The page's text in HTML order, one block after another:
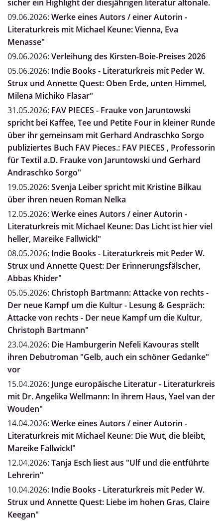
sicher ein Highlight der diesjährigen literatur altonale.
09.06.2026: Werke eines Autors / einer Autorin -
Literaturkreis mit Michael Keune: Vienna, Eva
Menasse"
09.06.2026: Verleihung des Kirsten-Boie-Preises 2026
05.06.2026: Indie Books - Literaturkreis mit Peder W.
Strux und Annette Quest: Oben Erde, unten Himmel,
Milena Michiko Flasar"
31.05.2026: FAV PIECES - Frauke von Jaruntowski
spricht bei Kaffee, Tee und Petite Four in kleiner Runde
über ihr gemeinsam mit Gerhard Andraschko Sorgo
publiziertes Buch FAV Pieces.: FAV PIECES , Professorin
für Textil a.D. Frauke von Jaruntowski und Gerhard
Andraschko Sorgo"
19.05.2026: Svenja Leiber spricht mit Kristine Bilkau
über ihren neuen Roman Nelka
12.05.2026: Werke eines Autors / einer Autorin -
Literaturkreis mit Michael Keune: Das Licht ist hier viel
heller, Mareike Fallwickl"
08.05.2026: Indie Books - Literaturkreis mit Peder W.
Strux und Annette Quest: Der Erinnerungsfälscher,
Abbas Khider"
05.05.2026: Christoph Bartmann: Attacke von rechts -
Der neue Kampf um die Kultur - Lesung & Gespräch:
Attacke von rechts - Der neue Kampf um die Kultur,
Christoph Bartmann"
23.04.2026: Die Hamburgerin Nefeli Kavouras stellt
ihren Debutroman "Gelb, auch ein schöner Gedanke"
vor
15.04.2026: Junge europäische Literatur - Literaturkreis
mit Dr. Angelika Wellmann: In ihrem Haus, Yael van der
Wouden"
14.04.2026: Werke eines Autors / einer Autorin -
Literaturkreis mit Michael Keune: Die Wut, die bleibt,
Mareike Fallwickl"
12.04.2026: Tanja Esch liest aus "Ulf und die entführte
Lehrerin"
10.04.2026: Indie Books - Literaturkreis mit Peder W.
Strux und Annette Quest: Liebe im hohen Gras, Claire
Keegan"